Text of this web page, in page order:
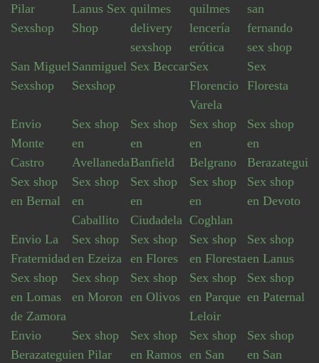
Pilar
Sexshop
Lanus Sex
Shop
quilmes
delivery
sexshop
quilmes
lencería
erótica
san
fernando
sex shop
San Miguel
Sexshop
Sanmiguel
Sexshop
Sex BeccarSex
Florencio
Varela
Sex
Floresta
Envio
Monte
Castro
Sex shop
en
Avellaneda
Sex shop
en
Banfield
Sex shop
en
Belgrano
Sex shop
en
Berazategui
Sex shop
en Bernal
Sex shop
en
Caballito
Sex shop
en
Ciudadela
Sex shop
en
Coghlan
Sex shop
en Devoto
Envio La
Fraternidad
Sex shop
en Ezeiza
Sex shop
en Flores
Sex shop
en Floresta
Sex shop
en Lanus
Sex shop
en Lomas
de Zamora
Sex shop
en Moron
Sex shop
en Olivos
Sex shop
en Parque
Leloir
Sex shop
en Paternal
Envio
Berazategui
Sex shop
en Pilar
Sex shop
en Ramos
Sex shop
en San
Sex shop
en San